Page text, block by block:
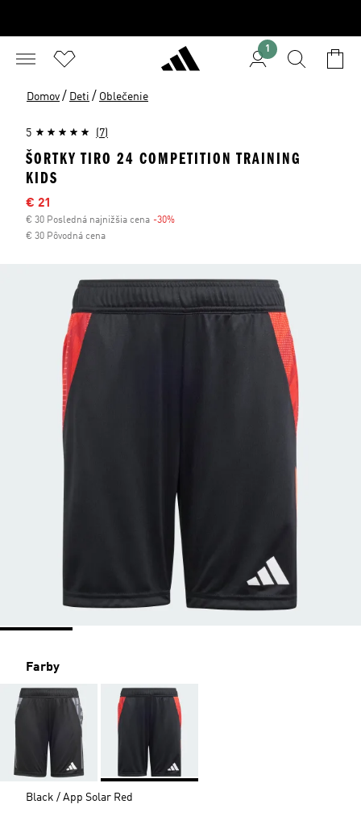
1
Domov / Deti / Oblečenie
5 (7)
ŠORTKY TIRO 24 COMPETITION TRAINING
KIDS
Výpredajová cena
€ 21
€ 30 Posledná najnižšia cena -30%
€ 30 Pôvodná cena
Farby
Black / App Solar Red